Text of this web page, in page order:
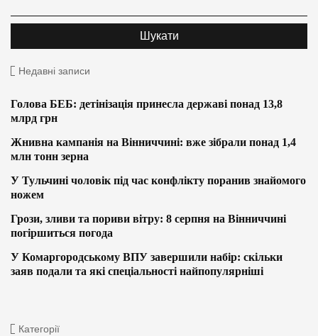
Недавні записи
Голова БЕБ: детінізація принесла державі понад 13,8
млрд грн
Жнивна кампанія на Вінниччині: вже зібрали понад 1,4
млн тонн зерна
У Тульчині чоловік під час конфлікту поранив знайомого
ножем
Грози, зливи та пориви вітру: 8 серпня на Вінниччині
погіршиться погода
У Комаргородському ВПУ завершили набір: скільки
заяв подали та які спеціальності найпопулярніші
Категорії